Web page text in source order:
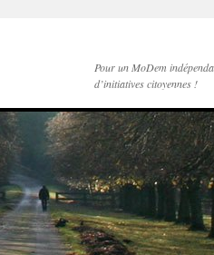
Pour un MoDem
d’initiatives citoyennes !